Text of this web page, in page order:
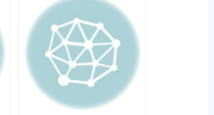
금없이 눈에 …